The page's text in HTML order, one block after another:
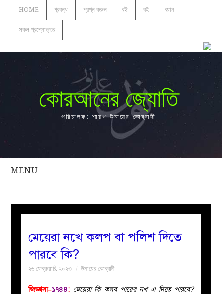
HOME প্রবন্ধ প্রশ্ন করুন বই বই বয়ান
সকল প্রশ্নোত্তর
কোরআনের জ্যোতি
পরিচালক: শায়খ উমায়ের কোব্বাদী
MENU
সকল
নারীদের
মেয়েরা নখে কলপ বা পলিশ দিতে
পারবে কি?
২৬ ফেব্রুয়ারি, ২০২৩ উমায়ের কোব্বাদী
জিজ্ঞাসা–১৭৪৪: মেয়েরা কি কলব পায়ের নখ এ দিতে পারবে?